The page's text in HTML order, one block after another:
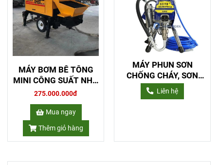
MÁY BƠM BÊ TÔNG
MINI CÔNG SUẤT NHỎ
10M3/H
275.000.000đ
Mua ngay
Thêm giỏ hàng
MÁY PHUN SƠN
CHỐNG CHÁY, SƠN
KẾT CẤU THÉP
Liên hệ